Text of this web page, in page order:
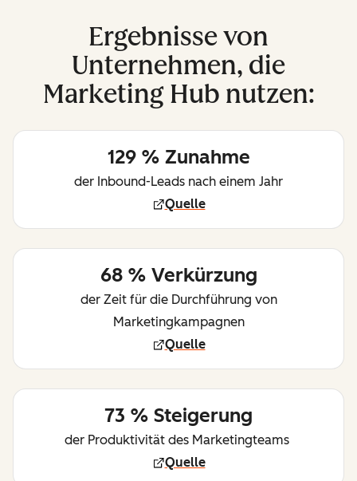
Ergebnisse von
Unternehmen, die
Marketing Hub nutzen:
129 % Zunahme
der Inbound-Leads nach einem Jahr
Quelle
68 % Verkürzung
der Zeit für die Durchführung von
Marketingkampagnen
Quelle
73 % Steigerung
der Produktivität des Marketingteams
Quelle